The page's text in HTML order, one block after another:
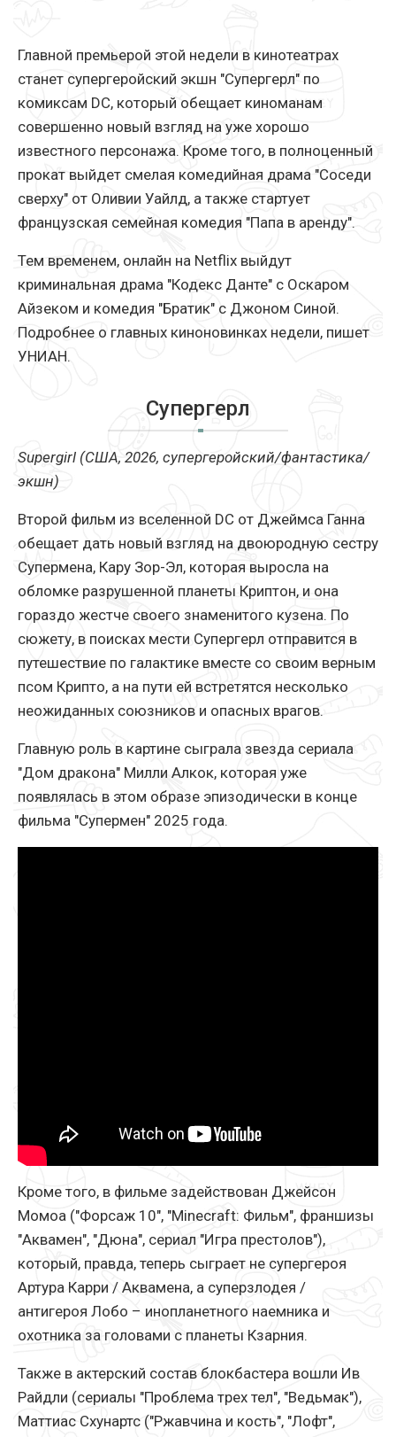
Главной премьерой этой недели в кинотеатрах
станет супергеройский экшн "Супергерл" по
комиксам DC, который обещает киноманам
совершенно новый взгляд на уже хорошо
известного персонажа. Кроме того, в полноценный
прокат выйдет смелая комедийная драма "Соседи
сверху" от Оливии Уайлд, а также стартует
французская семейная комедия "Папа в аренду".
Тем временем, онлайн на Netflix выйдут
криминальная драма "Кодекс Данте" с Оскаром
Айзеком и комедия "Братик" с Джоном Синой.
Подробнее о главных киноновинках недели, пишет
УНИАН.
Супергерл
Supergirl (США, 2026, супергеройский/фантастика/
экшн)
Второй фильм из вселенной DC от Джеймса Ганна
обещает дать новый взгляд на двоюродную сестру
Супермена, Кару Зор-Эл, которая выросла на
обломке разрушенной планеты Криптон, и она
гораздо жестче своего знаменитого кузена. По
сюжету, в поисках мести Супергерл отправится в
путешествие по галактике вместе со своим верным
псом Крипто, а на пути ей встретятся несколько
неожиданных союзников и опасных врагов.
Главную роль в картине сыграла звезда сериала
"Дом дракона" Милли Алкок, которая уже
появлялась в этом образе эпизодически в конце
фильма "Супермен" 2025 года.
Кроме того, в фильме задействован Джейсон
Момоа ("Форсаж 10", "Minecraft: Фильм", франшизы
"Аквамен", "Дюна", сериал "Игра престолов"),
который, правда, теперь сыграет не супергероя
Артура Карри / Аквамена, а суперзлодея /
антигероя Лобо – инопланетного наемника и
охотника за головами с планеты Кзарния.
Также в актерский состав блокбастера вошли Ив
Райдли (сериалы "Проблема трех тел", "Ведьмак"),
Маттиас Схунартс ("Ржавчина и кость", "Лофт",